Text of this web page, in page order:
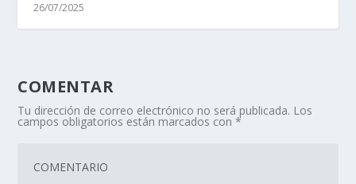
26/07/2025
COMENTAR
Tu dirección de correo electrónico no será publicada. Los
campos obligatorios están marcados con*